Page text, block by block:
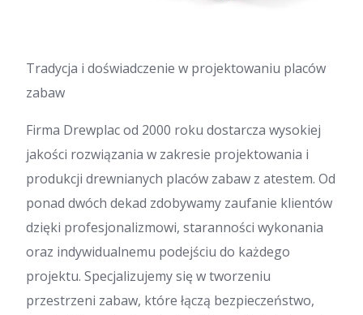
Tradycja i doświadczenie w projektowaniu placów
zabaw
Firma Drewplac od 2000 roku dostarcza wysokiej
jakości rozwiązania w zakresie projektowania i
produkcji drewnianych placów zabaw z atestem. Od
ponad dwóch dekad zdobywamy zaufanie klientów
dzięki profesjonalizmowi, staranności wykonania
oraz indywidualnemu podejściu do każdego
projektu. Specjalizujemy się w tworzeniu
przestrzeni zabaw, które łączą bezpieczeństwo,